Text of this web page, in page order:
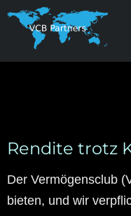
Rendite trotz
Der Vermögensclub
bieten, und wir